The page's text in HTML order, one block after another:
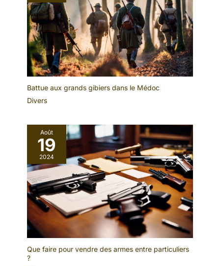
Battue aux grands gibiers dans le Médoc
Divers
Août
19
2024
Que faire pour vendre des armes entre particuliers
?